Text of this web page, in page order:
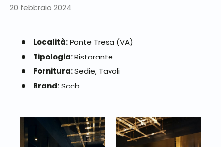
20 febbraio 2024
Località:Ponte Tresa (VA)
Tipologia:Ristorante
Fornitura:Sedie, Tavoli
Brand:Scab